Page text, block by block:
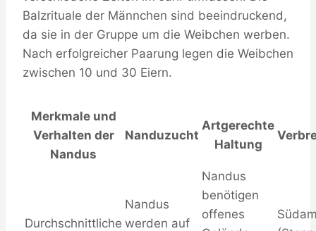
Balzrituale der Männchen sind beeindruckend,
da sie in der Gruppe um die Weibchen werben.
Nach erfolgreicher Paarung legen die Weibchen
zwischen 10 und 30 Eiern.
Merkmale und
Verhalten der
Nandus
Nanduzucht
Artgerechte
Haltung
Durchschnittliche
Nandus
werden auf
Nandus
benötigen
offenes